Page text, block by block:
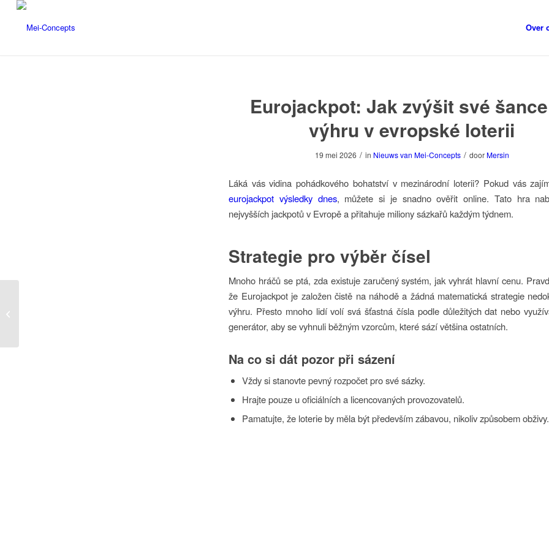
Over
Eurojackpot: Jak zvýšit své
výhru v evropské loterii
19 mei 2026 / in Nieuws van Mei-Concepts / door Mersin
Láká vás vidina pohádkového bohatství v mezinárodní loterii? Pokud vás
eurojackpot výsledky dnes, můžete si je snadno ověřit online. Tato hra
nejvyšších jackpotů v Evropě a přitahuje miliony sázkařů každým týdnem.
Strategie pro výběr čísel
Mnoho hráčů se ptá, zda existuje zaručený systém, jak vyhrát hlavní cenu.
že Eurojackpot je založen čistě na náhodě a žádná matematická strategie
výhru. Přesto mnoho lidí volí svá šťastná čísla podle důležitých dat nebo
generátor, aby se vyhnuli běžným vzorcům, které sází většina ostatních.
Na co si dát pozor při sázení
Vždy si stanovte pevný rozpočet pro své sázky.
Hrajte pouze u oficiálních a licencovaných provozovatelů.
Pamatujte, že loterie by měla být především zábavou, nikoliv způsobem obživy.